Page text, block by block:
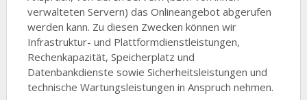
verwalteten Servern) das Onlineangebot abgerufen
werden kann. Zu diesen Zwecken können wir
Infrastruktur- und Plattformdienstleistungen,
Rechenkapazität, Speicherplatz und
Datenbankdienste sowie Sicherheitsleistungen und
technische Wartungsleistungen in Anspruch nehmen.